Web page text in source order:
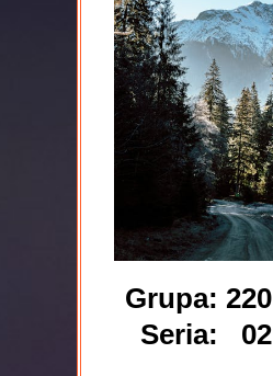
Grupa: 220
Seria: 02